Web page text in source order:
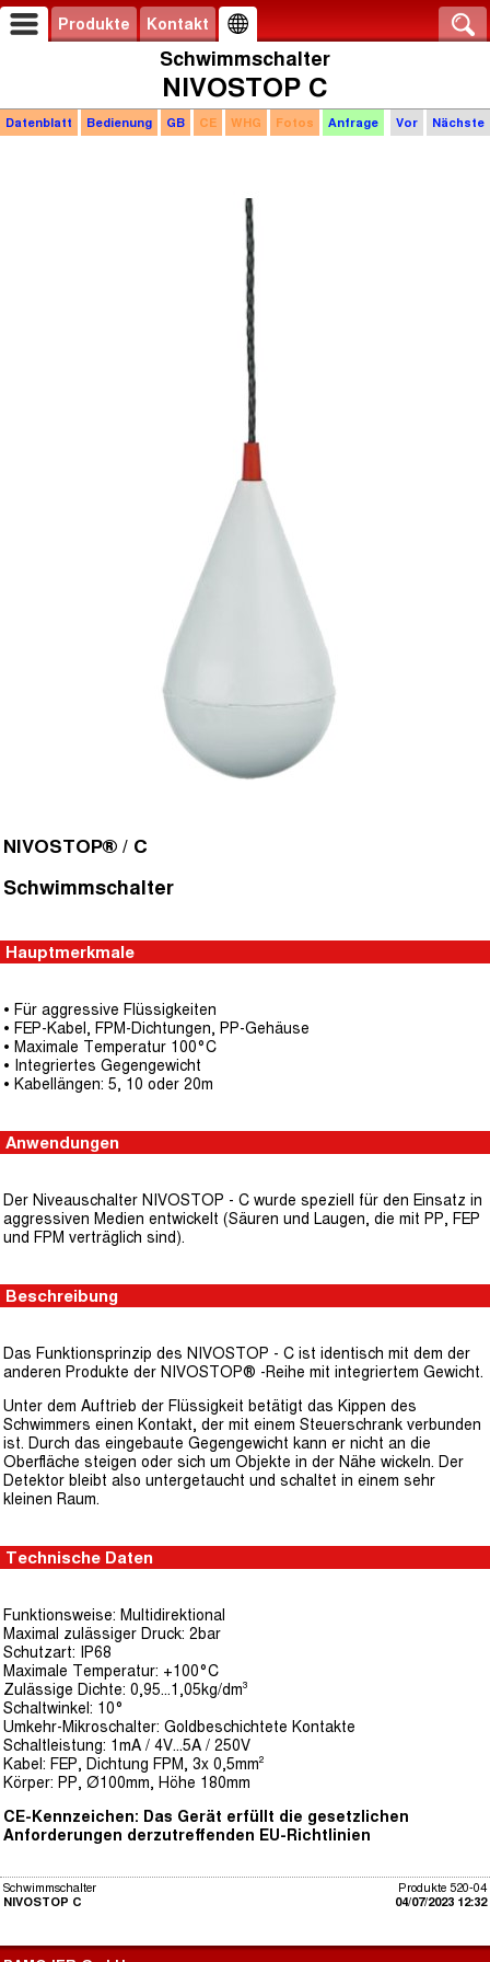
Produkte Kontakt
Schwimmschalter
NIVOSTOP C
Vor Nächste
Datenblatt Bedienung GB CE WHG Fotos Anfrage
NIVOSTOP® / C
Schwimmschalter
Hauptmerkmale
• Für aggressive Flüssigkeiten
• FEP-Kabel, FPM-Dichtungen, PP-Gehäuse
• Maximale Temperatur 100°C
• Integriertes Gegengewicht
• Kabellängen: 5, 10 oder 20m
Anwendungen
Der Niveauschalter NIVOSTOP - C wurde speziell für den Einsatz in
aggressiven Medien entwickelt (Säuren und Laugen, die mit PP, FEP
und FPM verträglich sind).
Beschreibung
Das Funktionsprinzip des NIVOSTOP - C ist identisch mit dem der
anderen Produkte der NIVOSTOP® -Reihe mit integriertem Gewicht.
Unter dem Auftrieb der Flüssigkeit betätigt das Kippen des
Schwimmers einen Kontakt, der mit einem Steuerschrank verbunden
ist. Durch das eingebaute Gegengewicht kann er nicht an die
Oberfläche steigen oder sich um Objekte in der Nähe wickeln. Der
Detektor bleibt also untergetaucht und schaltet in einem sehr
kleinen Raum.
Technische Daten
Funktionsweise: Multidirektional
Maximal zulässiger Druck: 2bar
Schutzart: IP68
Maximale Temperatur: +100°C
Zulässige Dichte: 0,95...1,05kg/dm³
Schaltwinkel: 10°
Umkehr-Mikroschalter: Goldbeschichtete Kontakte
Schaltleistung: 1mA / 4V...5A / 250V
Kabel: FEP, Dichtung FPM, 3x 0,5mm²
Körper: PP, Ø100mm, Höhe 180mm
CE-Kennzeichen: Das Gerät erfüllt die gesetzlichen
Anforderungen derzutreffenden EU-Richtlinien
Produkte 520-04
04/07/2023 12:32
Schwimmschalter
NIVOSTOP C